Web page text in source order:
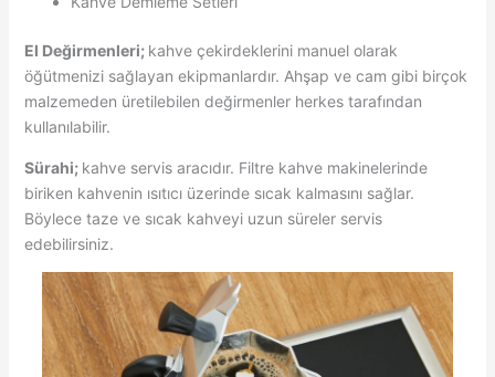
El Değirmenleri; kahve çekirdeklerini manuel olarak
öğütmenizi sağlayan ekipmanlardır. Ahşap ve cam gibi birçok
malzemeden üretilebilen değirmenler herkes tarafından
kullanılabilir.
Sürahi; kahve servis aracıdır. Filtre kahve makinelerinde
biriken kahvenin ısıtıcı üzerinde sıcak kalmasını sağlar.
Böylece taze ve sıcak kahveyi uzun süreler servis
edebilirsiniz.